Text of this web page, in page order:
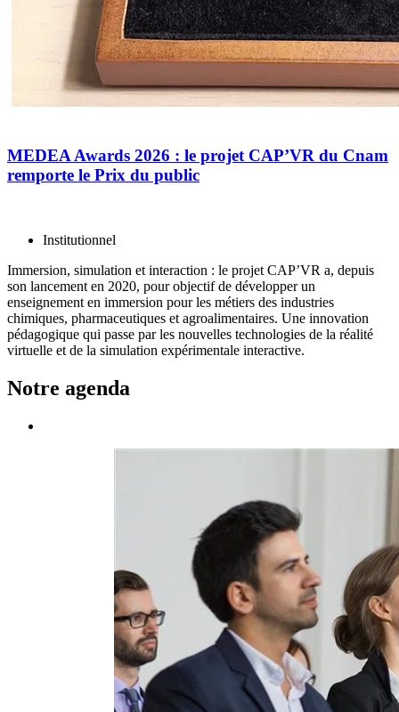
MEDEA Awards 2026 : le projet CAP’VR du Cnam
remporte le Prix du public
Institutionnel
Immersion, simulation et interaction : le projet CAP’VR a, depuis
son lancement en 2020, pour objectif de développer un
enseignement en immersion pour les métiers des industries
chimiques, pharmaceutiques et agroalimentaires. Une innovation
pédagogique qui passe par les nouvelles technologies de la réalité
virtuelle et de la simulation expérimentale interactive.
Notre agenda